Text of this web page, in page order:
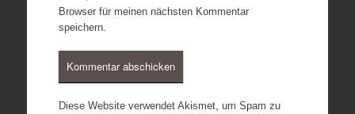
Browser für meinen nächsten Kommentar
speichern.
Diese Website verwendet Akismet, um Spam zu